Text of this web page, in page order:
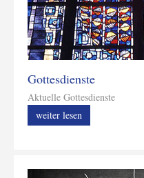
Gottesdienste
Aktuelle Gottesdienste
weiter lesen